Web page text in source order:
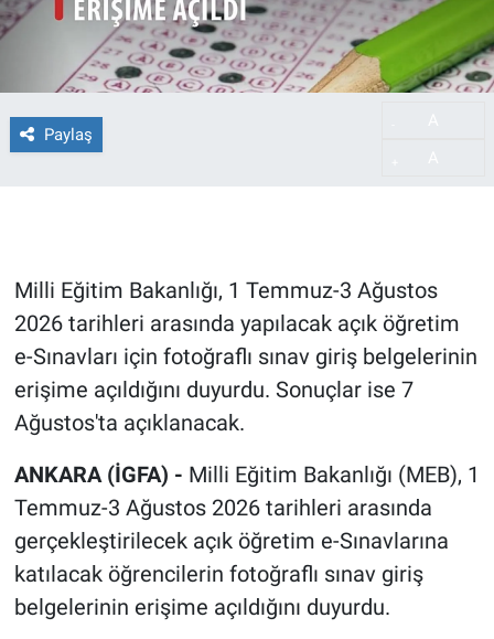
Paylaş
Milli Eğitim Bakanlığı, 1 Temmuz-3 Ağustos
2026 tarihleri arasında yapılacak açık öğretim
e-Sınavları için fotoğraflı sınav giriş belgelerinin
erişime açıldığını duyurdu. Sonuçlar ise 7
Ağustos'ta açıklanacak.
ANKARA (İGFA) - Milli Eğitim Bakanlığı (MEB), 1
Temmuz-3 Ağustos 2026 tarihleri arasında
gerçekleştirilecek açık öğretim e-Sınavlarına
katılacak öğrencilerin fotoğraflı sınav giriş
belgelerinin erişime açıldığını duyurdu.